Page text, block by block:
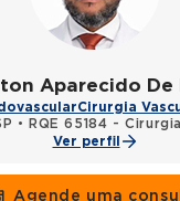
Aparecido De
Cirurgia
• RQE 65184 -
Ver perfil
Agende uma